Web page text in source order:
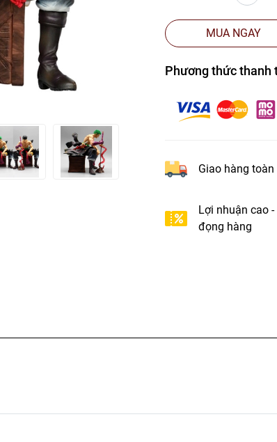
MUA NGAY
Phương thức thanh
Giao hàng
Lợi nhuận cao
đọng hàng